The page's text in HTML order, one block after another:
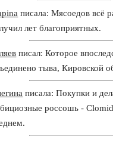
писала: Мясоедов всё
лет благоприятных.
писал: Которое
тыва, Кировской
писала: Покупки и
россошь -